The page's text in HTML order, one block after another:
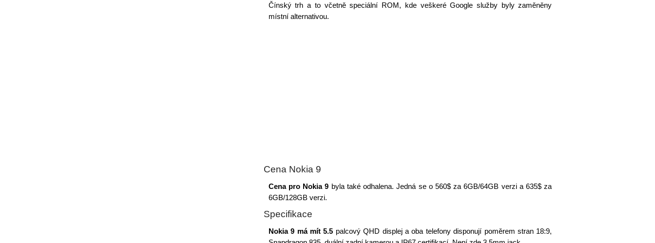
Čínský trh a to včetně speciální ROM, kde veškeré Google služby byly zaměněny
místní alternativou.
Cena Nokia 9
Cena pro Nokia 9 byla také odhalena. Jedná se o 560$ za 6GB/64GB verzi a 635$ za
6GB/128GB verzi.
Specifikace
Nokia 9 má mít 5.5 palcový QHD displej a oba telefony disponují poměrem stran 18:9,